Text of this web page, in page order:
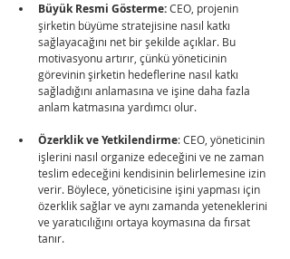
Büyük Resmi Gösterme: CEO, projenin
şirketin büyüme stratejisine nasıl katkı
sağlayacağını net bir şekilde açıklar. Bu
motivasyonu artırır, çünkü yöneticinin
görevinin şirketin hedeflerine nasıl katkı
sağladığını anlamasına ve işine daha fazla
anlam katmasına yardımcı olur.
Özerklik ve Yetkilendirme: CEO, yöneticinin
işlerini nasıl organize edeceğini ve ne zaman
teslim edeceğini kendisinin belirlemesine izin
verir. Böylece, yöneticisine işini yapması için
özerklik sağlar ve aynı zamanda yeteneklerini
ve yaratıcılığını ortaya koymasına da fırsat
tanır.